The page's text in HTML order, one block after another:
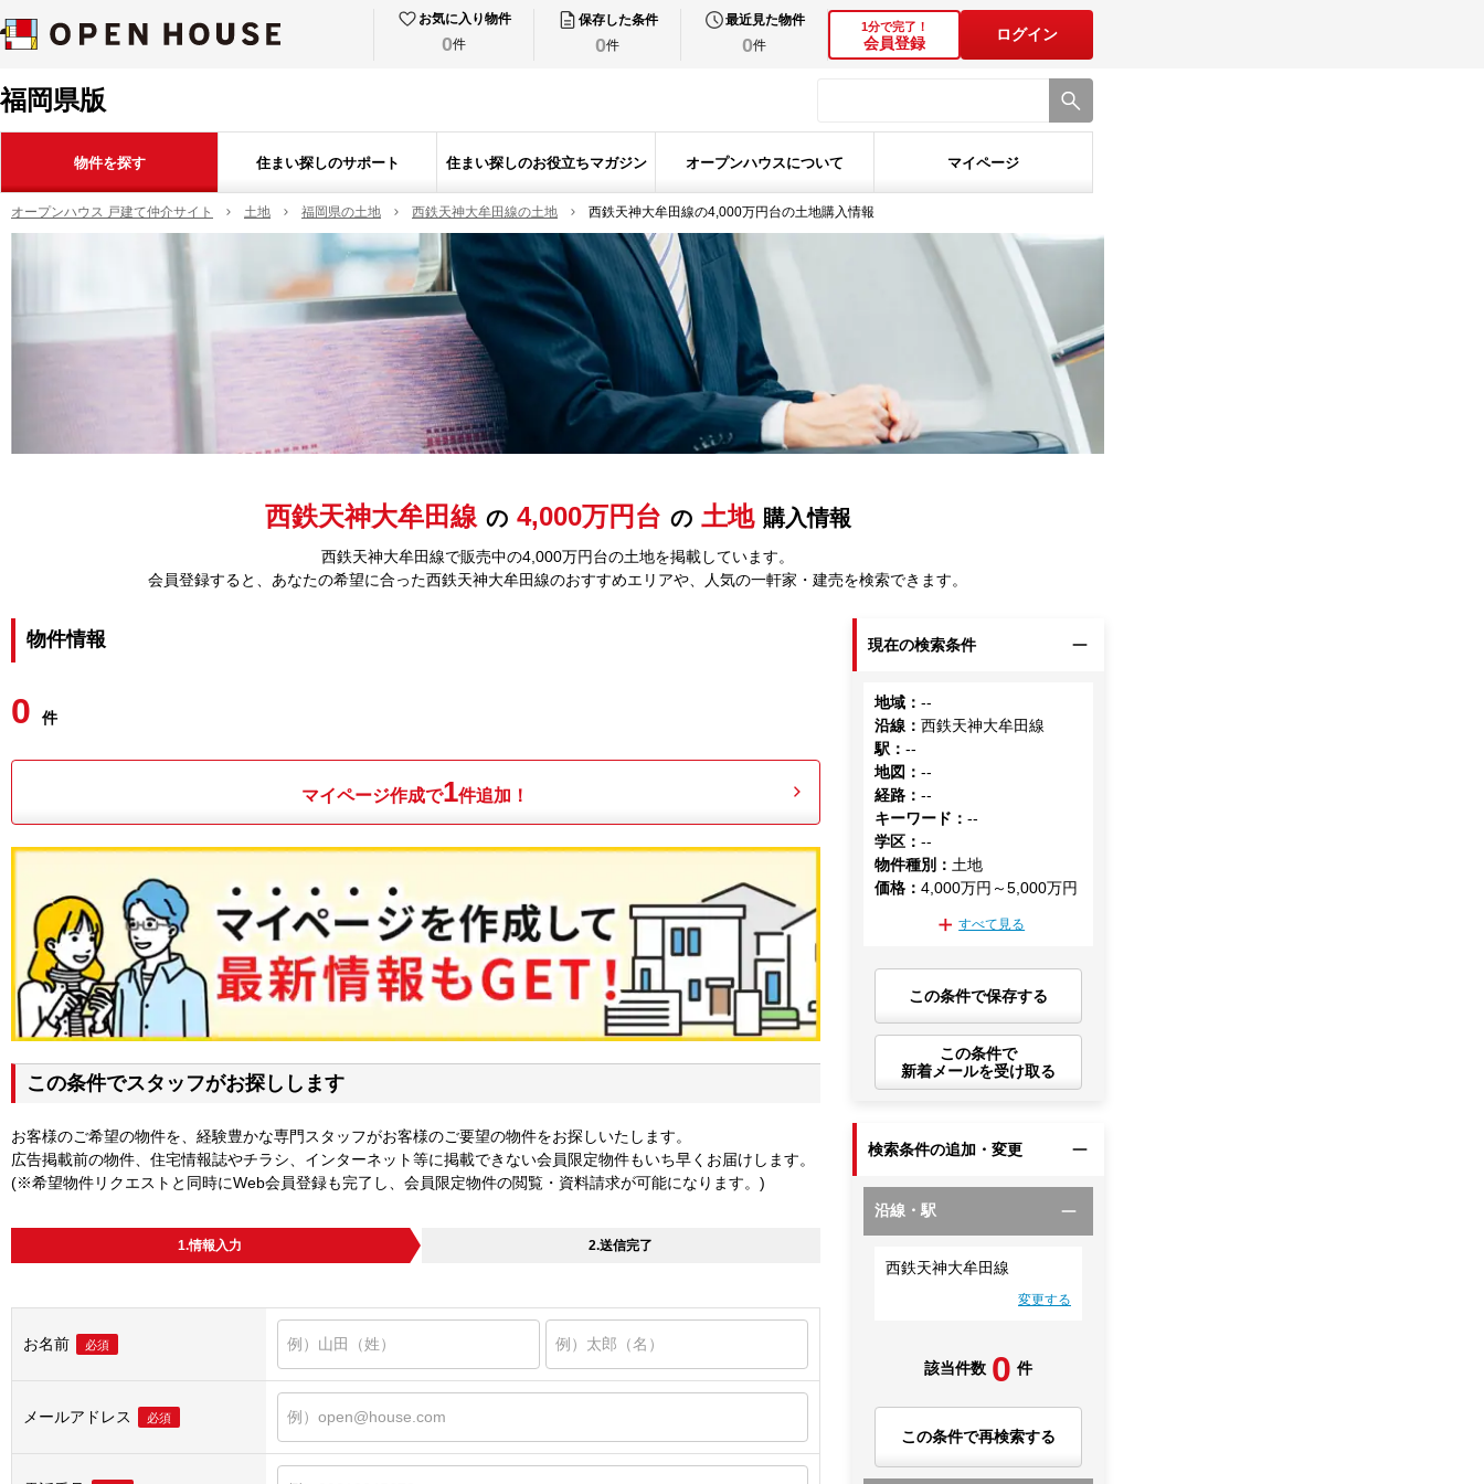
お気に入り物件
0件
保存した条件
0件
最近見た物件
0件
1分で完了！
会員登録
ログイン
福岡県版
物件を探す 住まい探しのサポート 住まい探しのお役立ちマガジン オープンハウスについて マイページ
オープンハウス 戸建て仲介サイト 土地 福岡県の土地 西鉄天神大牟田線の土地 西鉄天神大牟田線の4,000万円台の土地購入情報
西鉄天神大牟田線 の 4,000万円台 の 土地 購入情報
西鉄天神大牟田線で販売中の4,000万円台の土地を掲載しています。
会員登録すると、あなたの希望に合った西鉄天神大牟田線のおすすめエリアや、人気の一軒家・建売を検索できます。
物件情報
0 件
マイページ作成で1件追加！
この条件でスタッフがお探しします
お客様のご希望の物件を、経験豊かな専門スタッフがお客様のご要望の物件をお探しいたします。
広告掲載前の物件、住宅情報誌やチラシ、インターネット等に掲載できない会員限定物件もいち早くお届けします。
(※希望物件リクエストと同時にWeb会員登録も完了し、会員限定物件の閲覧・資料請求が可能になります。)
1.情報入力 2.送信完了
お名前 必須
メールアドレス 必須
現在の検索条件
地域 ：--
沿線 ：西鉄天神大牟田線
駅 ：--
地図 ：--
経路 ：--
キーワード ：--
学区 ：--
物件種別 ： 土地
価格 ：4,000万円～5,000万円
すべて見る
この条件で保存する
この条件で
新着メールを受け取る
検索条件の追加・変更
沿線・駅
西鉄天神大牟田線
変更する
該当件数 0 件
この条件で再検索する